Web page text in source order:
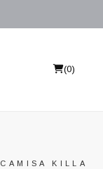
(0)
CAMISA KILLA